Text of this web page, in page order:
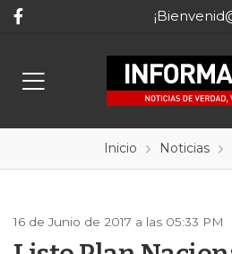
Inicio Noticias
16 de Junio de 2017 a las 05:33 PM